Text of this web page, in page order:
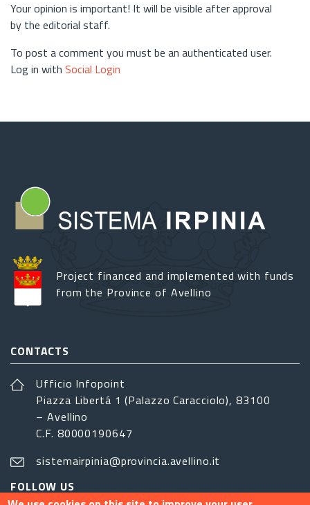
Your opinion is important! It will be visible after approval
by the editorial staff.
To post a comment you must be an authenticated user.
Log in with Social Login
Project financed and implemented with funds
from the Province of Avellino
CONTACTS
Ufficio Infopoint
Piazza Libertá 1 (Palazzo Caracciolo), 83100
– Avellino
C.F. 80000190647
sistemairpinia@provincia.avellino.it
FOLLOW US